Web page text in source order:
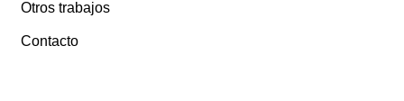
Otros trabajos
Contacto